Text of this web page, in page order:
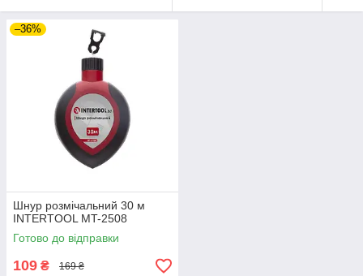
–36%
Шнур розмічальний 30 м
INTERTOOL MT-2508
Готово до відправки
109 ₴ 169 ₴